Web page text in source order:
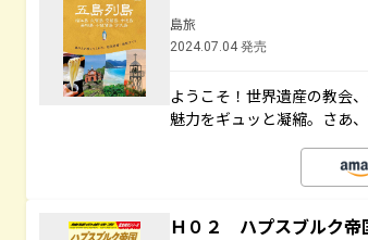
島旅
2024.07.04 発売
ようこそ！世界遺産の教会
魅力をギュッと凝縮。さあ、
Ｈ０２ ハプスブルク帝